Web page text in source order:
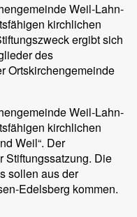
Weil-Lahn-
kirchlichen
ergibt sich
des
Ortskirchengemeinde
Weil-Lahn-
kirchlichen
Weil“. Der
Stiftungssatzung. Die
sollen aus der
Edelsberg kommen.